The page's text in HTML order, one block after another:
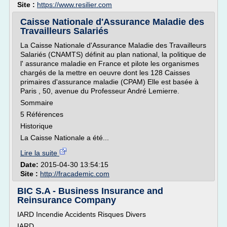
Site : https://www.resilier.com
Caisse Nationale d'Assurance Maladie des
Travailleurs Salariés
La Caisse Nationale d'Assurance Maladie des Travailleurs
Salariés (CNAMTS) définit au plan national, la politique de
l' assurance maladie en France et pilote les organismes
chargés de la mettre en oeuvre dont les 128 Caisses
primaires d'assurance maladie (CPAM) Elle est basée à
Paris , 50, avenue du Professeur André Lemierre.
Sommaire
5 Références
Historique
La Caisse Nationale a été...
Lire la suite
Date: 2015-04-30 13:54:15
Site : http://fracademic.com
BIC S.A - Business Insurance and
Reinsurance Company
IARD Incendie Accidents Risques Divers